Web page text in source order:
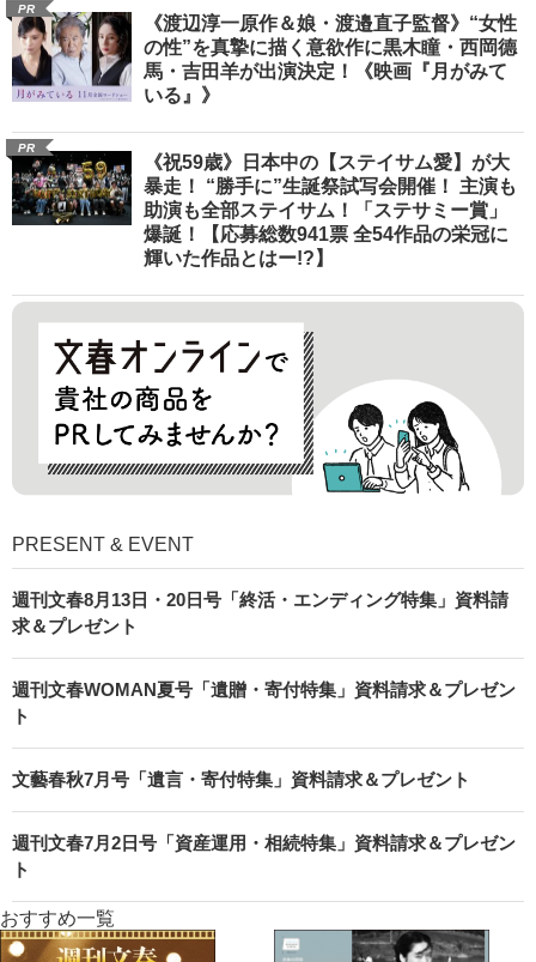
PR
《渡辺淳一原作＆娘・渡邉直子監督》“女性
の性”を真摯に描く意欲作に黒木瞳・西岡德
馬・吉田羊が出演決定！《映画『月がみて
いる』》
PR
《祝59歳》日本中の【ステイサム愛】が大
暴走！ “勝手に”生誕祭試写会開催！ 主演も
助演も全部ステイサム！「ステサミー賞」
爆誕！【応募総数941票 全54作品の栄冠に
輝いた作品とはー!?】
PRESENT & EVENT
週刊文春8月13日・20日号「終活・エンディング特集」資料請
求＆プレゼント
週刊文春WOMAN夏号「遺贈・寄付特集」資料請求＆プレゼン
ト
文藝春秋7月号「遺言・寄付特集」資料請求＆プレゼント
週刊文春7月2日号「資産運用・相続特集」資料請求＆プレゼン
ト
おすすめ一覧